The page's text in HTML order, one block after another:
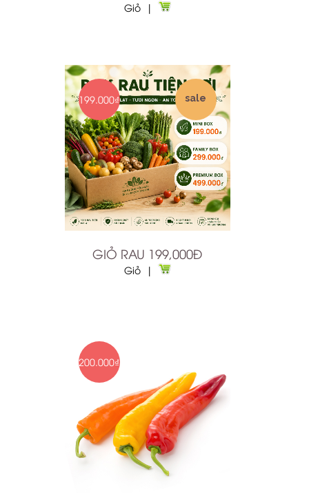
Giỏ |
199.000₫ sale
GIỎ RAU 199,000Đ
Giỏ |
200.000₫